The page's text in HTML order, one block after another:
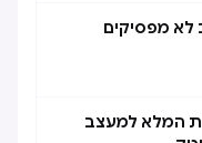
לא מפסיקים
המלא למעצב